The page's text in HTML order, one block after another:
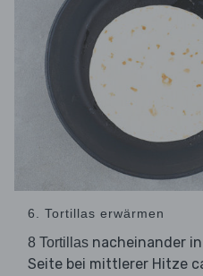
6. Tortillas erwärmen
8 Tortillas nacheinander
Seite bei mittlerer Hitze